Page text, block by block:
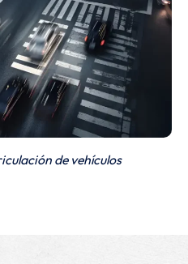
de vehículos